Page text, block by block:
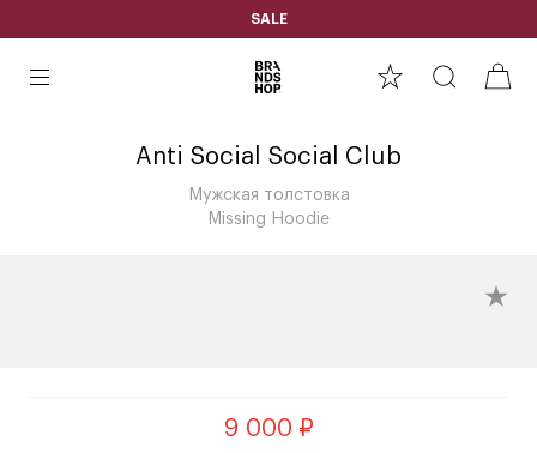
SALE
Anti Social Social Club
Мужская толстовка
Missing Hoodie
9 000 ₽